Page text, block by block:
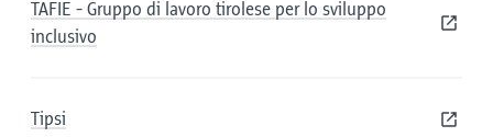
TAFIE - Gruppo di lavoro tirolese per lo sviluppo
inclusivo
Tipsi